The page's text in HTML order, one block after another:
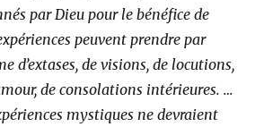
par Dieu pour le bénéfice de
peuvent prendre par
d’extases, de visions, de locutions,
de consolations intérieures. …
mystiques ne devraient